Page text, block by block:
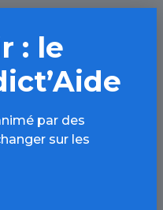
: le
par des
sur les